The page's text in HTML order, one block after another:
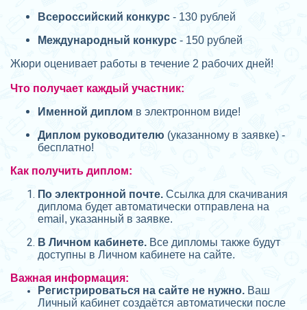
Всероссийский конкурс - 130 рублей
Международный конкурс - 150 рублей
Жюри оценивает работы в течение 2 рабочих дней!
Что получает каждый участник:
Именной диплом в электронном виде!
Диплом руководителю (указанному в заявке) -
бесплатно!
Как получить диплом:
По электронной почте. Ссылка для скачивания
диплома будет автоматически отправлена на
email, указанный в заявке.
В Личном кабинете. Все дипломы также будут
доступны в Личном кабинете на сайте.
Важная информация:
Регистрироваться на сайте не нужно. Ваш
Личный кабинет создаётся автоматически после